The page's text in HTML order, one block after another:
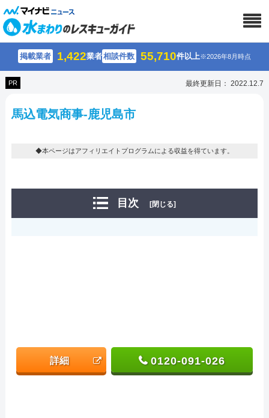
掲載業者 1,422業者相談件数 55,710件以上※2026年8月時点
PR 最終更新日： 2022.12.7
馬込電気商事-鹿児島市
◆本ページはアフィリエイトプログラムによる収益を得ています。
目次 [閉じる]
詳細 0120-091-026